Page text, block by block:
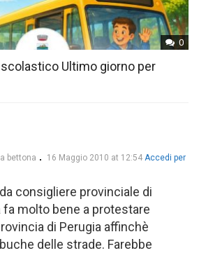
0
Ultimo giorno per
bettona 16 Maggio 2010 at 12:54 Accedi per
consigliere provinciale di
fa molto bene a protestare
di Perugia affinchè
delle strade. Farebbe